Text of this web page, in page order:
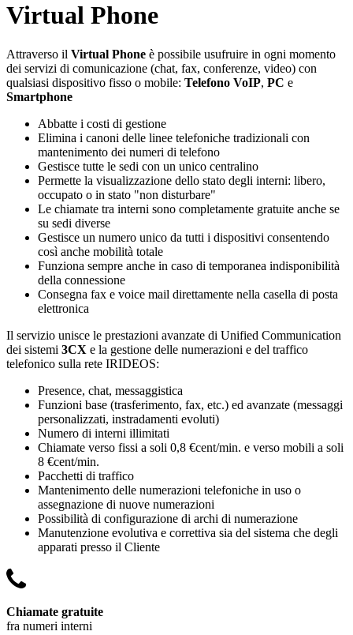
Virtual Phone
Attraverso il Virtual Phone è possibile usufruire in ogni momento
dei servizi di comunicazione (chat, fax, conferenze, video) con
qualsiasi dispositivo fisso o mobile: Telefono VoIP, PC e
Smartphone
Abbatte i costi di gestione
Elimina i canoni delle linee telefoniche tradizionali con
mantenimento dei numeri di telefono
Gestisce tutte le sedi con un unico centralino
Permette la visualizzazione dello stato degli interni: libero,
occupato o in stato "non disturbare"
Le chiamate tra interni sono completamente gratuite anche se
su sedi diverse
Gestisce un numero unico da tutti i dispositivi consentendo
così anche mobilità totale
Funziona sempre anche in caso di temporanea indisponibilità
della connessione
Consegna fax e voice mail direttamente nella casella di posta
elettronica
Il servizio unisce le prestazioni avanzate di Unified Communication
dei sistemi 3CX e la gestione delle numerazioni e del traffico
telefonico sulla rete IRIDEOS:
Presence, chat, messaggistica
Funzioni base (trasferimento, fax, etc.) ed avanzate (messaggi
personalizzati, instradamenti evoluti)
Numero di interni illimitati
Chiamate verso fissi a soli 0,8 €cent/min. e verso mobili a soli
8 €cent/min.
Pacchetti di traffico
Mantenimento delle numerazioni telefoniche in uso o
assegnazione di nuove numerazioni
Possibilità di configurazione di archi di numerazione
Manutenzione evolutiva e correttiva sia del sistema che degli
apparati presso il Cliente
Chiamate gratuite
fra numeri interni